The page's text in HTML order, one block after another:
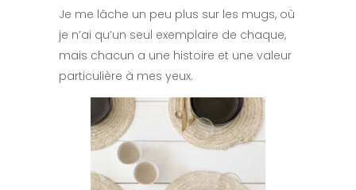
Je me lâche un peu plus sur les mugs, où
je n’ai qu’un seul exemplaire de chaque,
mais chacun a une histoire et une valeur
particulière à mes yeux.